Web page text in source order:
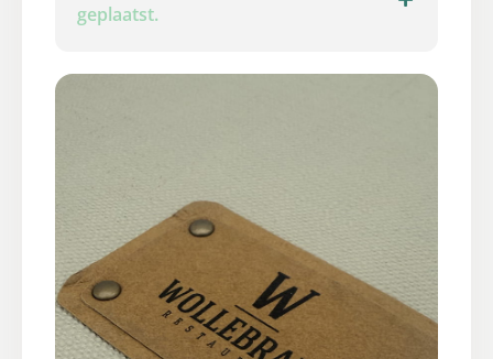
geplaatst.